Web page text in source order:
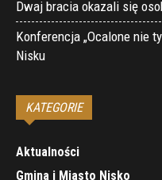
Dwaj bracia okazali się
Konferencja „Ocalone nie
Nisku
KATEGORIE
Aktualności
Gmina i Miasto Nisko